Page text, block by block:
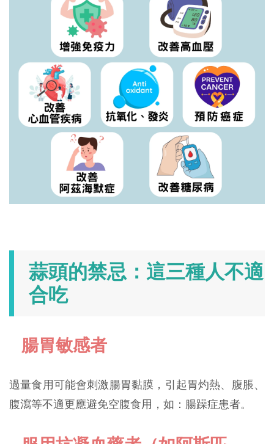
蒜頭的禁忌：這三種人不適
合吃
腸胃敏感者
過量食用可能會刺激腸胃黏膜，引起胃灼熱、腹脹、
腹瀉等不適更應避免空腹食用，如：腸躁症患者。